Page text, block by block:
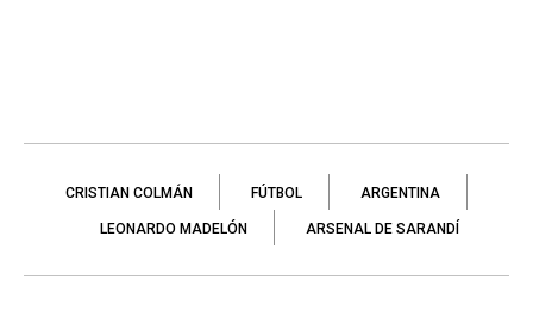
CRISTIAN COLMÁN FÚTBOL ARGENTINA
LEONARDO MADELÓN ARSENAL DE SARANDÍ